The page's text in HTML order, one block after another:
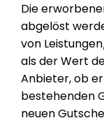
Die
abgelöst
von
als der Wert
Anbieter, ob
bestehenden
neuen